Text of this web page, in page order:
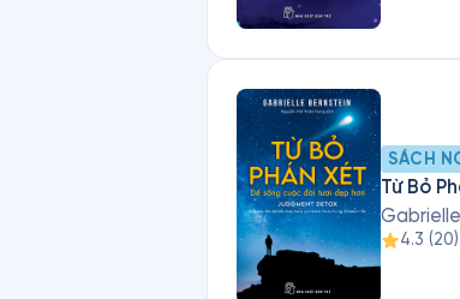
SÁCH
Từ Bỏ
4.3 (20)